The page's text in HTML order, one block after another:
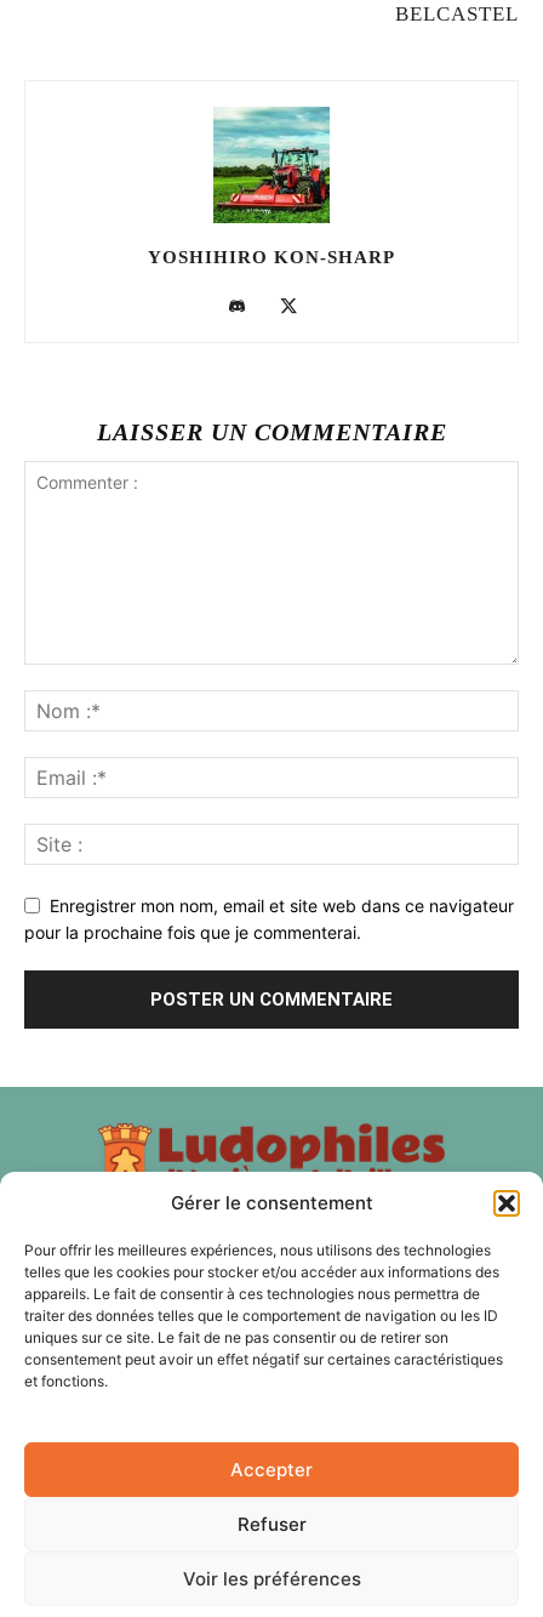
Gérer le consentement
Pour offrir les meilleures expériences, nous utilisons des technologies
telles que les cookies pour stocker et/ou accéder aux informations des
appareils. Le fait de consentir à ces technologies nous permettra de
traiter des données telles que le comportement de navigation ou les ID
uniques sur ce site. Le fait de ne pas consentir ou de retirer son
consentement peut avoir un effet négatif sur certaines caractéristiques
et fonctions.
Accepter
Refuser
Voir les préférences
BELCASTEL
YOSHIHIRO KON-SHARP
LAISSER UN COMMENTAIRE
Enregistrer mon nom, email et site web dans ce navigateur
pour la prochaine fois que je commenterai.
À PROPOS
Les Ludophiles d'Asnières et d'ailleurs est une association
de jeux de plateau, de jeux d'histoire, de jeux de rôles, de
jeux de cartes à Asnières sur Seine et nos membres sont
SUIVEZ NOUS